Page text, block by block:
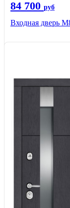
84 700 руб
Входная дверь